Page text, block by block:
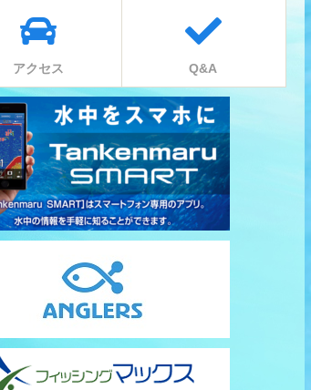
アクセス Q&A